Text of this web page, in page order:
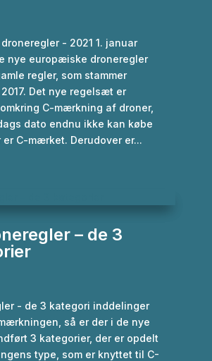
- 2021 1. januar
nye europæiske droneregler
regler, som stammer
Det nye regelsæt er
C-mærkning af droner,
dato endnu ikke kan købe
er C-mærket. Derudover er...
– de 3
- de 3 kategori inddelinger
så er der i de nye
3 kategorier, der er opdelt
type, som er knyttet til C-